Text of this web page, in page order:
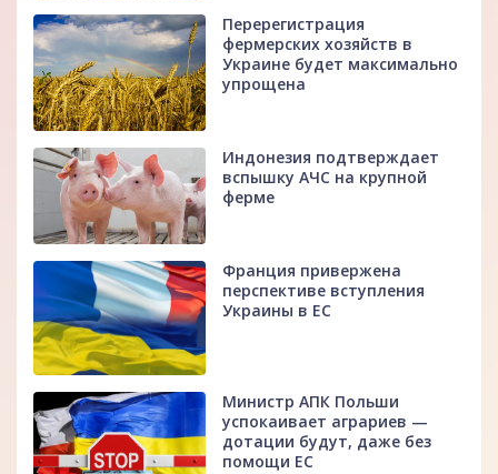
Перерегистрация
фермерских хозяйств в
Украине будет максимально
упрощена
Индонезия подтверждает
вспышку АЧС на крупной
ферме
Франция привержена
перспективе вступления
Украины в ЕС
Министр АПК Польши
успокаивает аграриев —
дотации будут, даже без
помощи ЕС